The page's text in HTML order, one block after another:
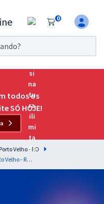
0
da
todos os
SÓ HOJE!
Velho - RO
CGM Controladoria Geral do Município de Porto Velho - RO - Língua Portuguesa para o cargo 1: Auditor - Professores Claiton Natal e Márcio Wesley